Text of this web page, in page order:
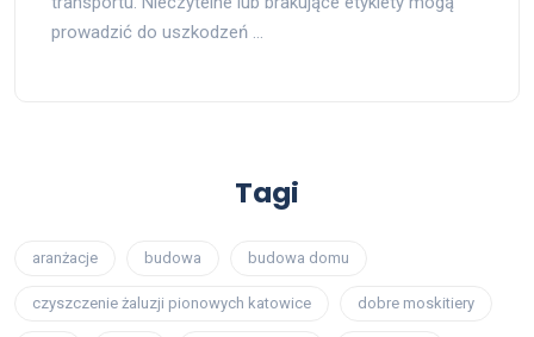
prowadzić do uszkodzeń …
Tagi
aranżacje budowa budowa domu
czyszczenie żaluzji pionowych katowice dobre moskitiery